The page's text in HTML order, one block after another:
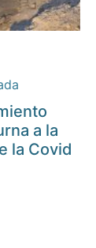
a la
la Covid